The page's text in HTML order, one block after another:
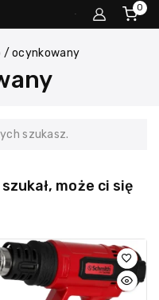
0
/ ocynkowany
szukasz.
może ci się